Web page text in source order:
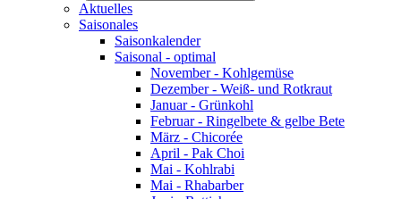
Aktuelles
Saisonales
Saisonkalender
Saisonal - optimal
November - Kohlgemüse
Dezember - Weiß- und Rotkraut
Januar - Grünkohl
Februar - Ringelbete & gelbe Bete
März - Chicorée
April - Pak Choi
Mai - Kohlrabi
Mai - Rhabarber